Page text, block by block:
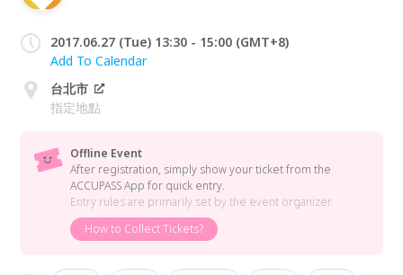
2017.06.27 (Tue) 13:30 - 15:00 (GMT+8)
Add To Calendar
台北市
指定地點
Offline Event
After registration, simply show your ticket from the
ACCUPASS App for quick entry.
Entry rules are primarily set by the event organizer.
How to Collect Tickets?